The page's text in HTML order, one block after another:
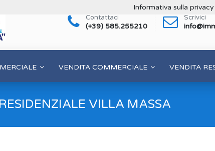
Contattaci
(+39) 585.255210
Scrivici
VENDITA COMMERCIALE VENDITA
VILLA MASSA
Informativa sulla privacy